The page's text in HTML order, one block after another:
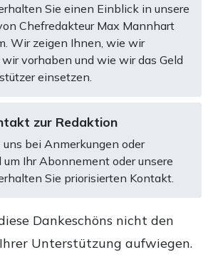
Sie einen Einblick in unsere
Chefredakteur Max Mannhart
Wir zeigen Ihnen, wie wir
vorhaben und wie wir das Geld
einsetzen.
zur Redaktion
uns bei Anmerkungen oder
Ihr Abonnement oder unsere
Sie priorisierten Kontakt.
Dankeschöns nicht den
Unterstützung aufwiegen.